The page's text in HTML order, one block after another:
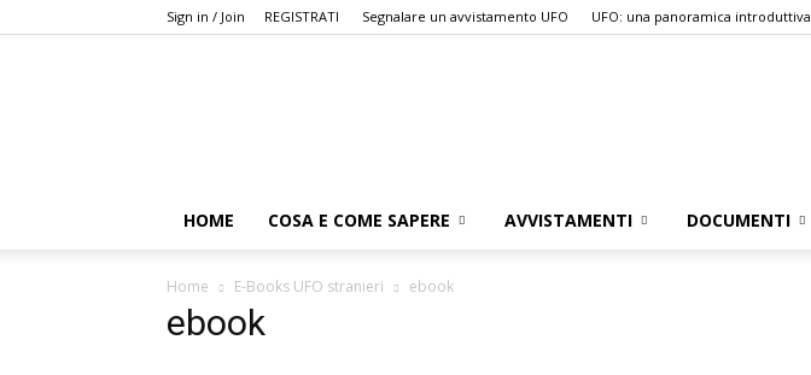
Sign in / Join REGISTRATI Segnalare un avvistamento UFO UFO: una panoramica introduttiva
HOME COSA E COME SAPERE AVVISTAMENTI DOCUMENTI
Home E-Books UFO stranieri ebook
ebook